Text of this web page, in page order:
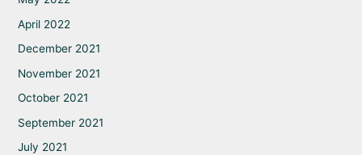
April 2022
December 2021
November 2021
October 2021
September 2021
July 2021